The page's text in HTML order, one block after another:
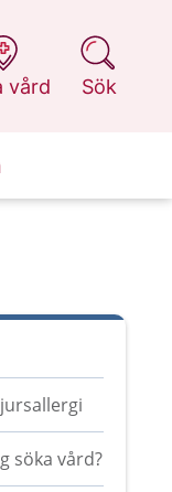
vård
Sök
på 1177.se
söka vård?